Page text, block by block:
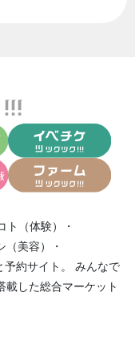
ト（体験）
・
（美容）
・
約サイト。
みんなで
載した総合マーケット